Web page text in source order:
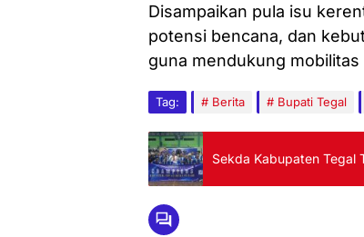
Disampaikan pula isu
potensi bencana, dan
guna mendukung
Tag: Berita Bupati Tegal
Sekda Kabupaten Tegal